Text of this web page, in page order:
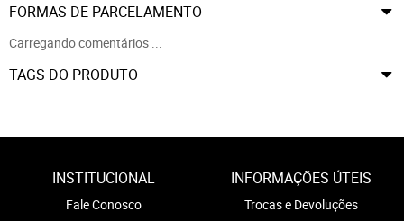
FORMAS DE PARCELAMENTO
Carregando comentários ...
TAGS DO PRODUTO
INSTITUCIONAL
Fale Conosco
INFORMAÇÕES ÚTEIS
Trocas e Devoluções